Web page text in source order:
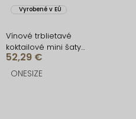
Vyrobené v EÚ
Vínové trblietavé
koktailové mini šaty
YSTERA s výstrihom
52,29 €
ONESIZE